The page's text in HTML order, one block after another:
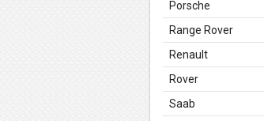
Porsche
Range Rover
Renault
Rover
Saab